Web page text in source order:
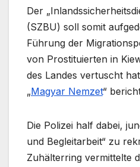
Der
(SZBU) soll somit
Führung der
von Prostituierten in
des Landes vertuscht
„Magyar Nemzet“
Die Polizei half dabei,
und Begleitarbeit“ zu
Zuhälterring vermittelte